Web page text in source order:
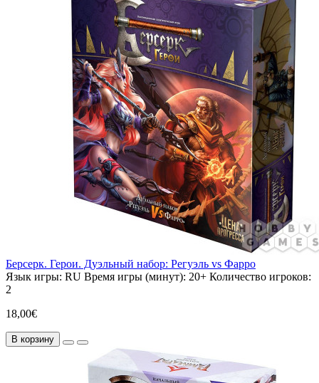
Берсерк. Герои. Дуэльный набор: Регуэль vs Фарро
Язык игры: RU Время игры (минут): 20+ Количество игроков:
2
18,00€
В корзину